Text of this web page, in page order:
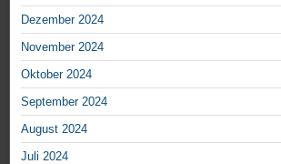
Dezember 2024
November 2024
Oktober 2024
September 2024
August 2024
Juli 2024